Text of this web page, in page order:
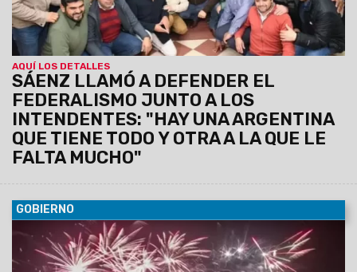
AQUÍ LOS DETALLES
SÁENZ LLAMÓ A DEFENDER EL
FEDERALISMO JUNTO A LOS
INTENDENTES: "HAY UNA ARGENTINA
QUE TIENE TODO Y OTRA A LA QUE LE
FALTA MUCHO"
GOBIERNO
06/08/2026 La conferencia de prensa se llevará a cabo
este jueves 6 de agosto, a las 11:30, en el Centro Cultural
América de Salta.